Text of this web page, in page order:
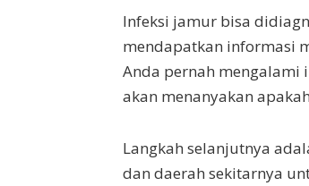
Infeksi jamur bisa
mendapatkan informasi
Anda pernah mengalami
akan menanyakan
Langkah selanjutnya
dan daerah sekitarnya